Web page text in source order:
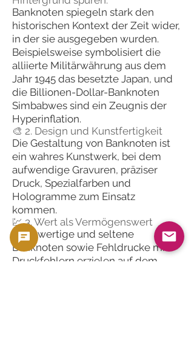
Banknoten spiegeln stark den
historischen Kontext der Zeit wider,
in der sie ausgegeben wurden.
Beispielsweise symbolisiert die
alliierte Militärwährung aus dem
Jahr 1945 das besetzte Japan, und
die Billionen-Dollar-Banknoten
Simbabwes sind ein Zeugnis der
Hyperinflation.
🎨 2. Design und Kunstfertigkeit
Die Gestaltung von Banknoten ist
ein wahres Kunstwerk, bei dem
aufwendige Gravuren, präziser
Druck, Spezialfarben und
Hologramme zum Einsatz
kommen.
💹 3. Wert als Vermögenswert
Hochwertige und seltene
Banknoten sowie Fehldrucke mit
Druckfehlern erzielen auf dem